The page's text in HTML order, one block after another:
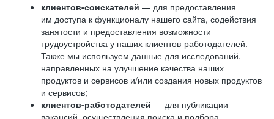
клиентов-соискателей — для предоставления
им доступа к функционалу нашего сайта, содействия
занятости и предоставления возможности
трудоустройства у наших клиентов-работодателей.
Также мы используем данные для исследований,
направленных на улучшение качества наших
продуктов и сервисов и/или создания новых продуктов
и сервисов;
клиентов-работодателей — для публикации
вакансий, осуществления поиска и подбора